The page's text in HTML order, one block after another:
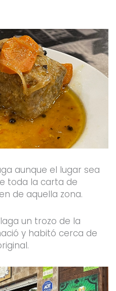
aunque el lugar sea
toda la carta de
de aquella zona.
un trozo de la
y habitó cerca de